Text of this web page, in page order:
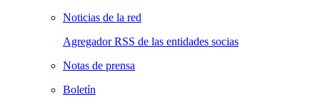
Noticias de la red
Agregador RSS de las entidades socias
Notas de prensa
Boletín